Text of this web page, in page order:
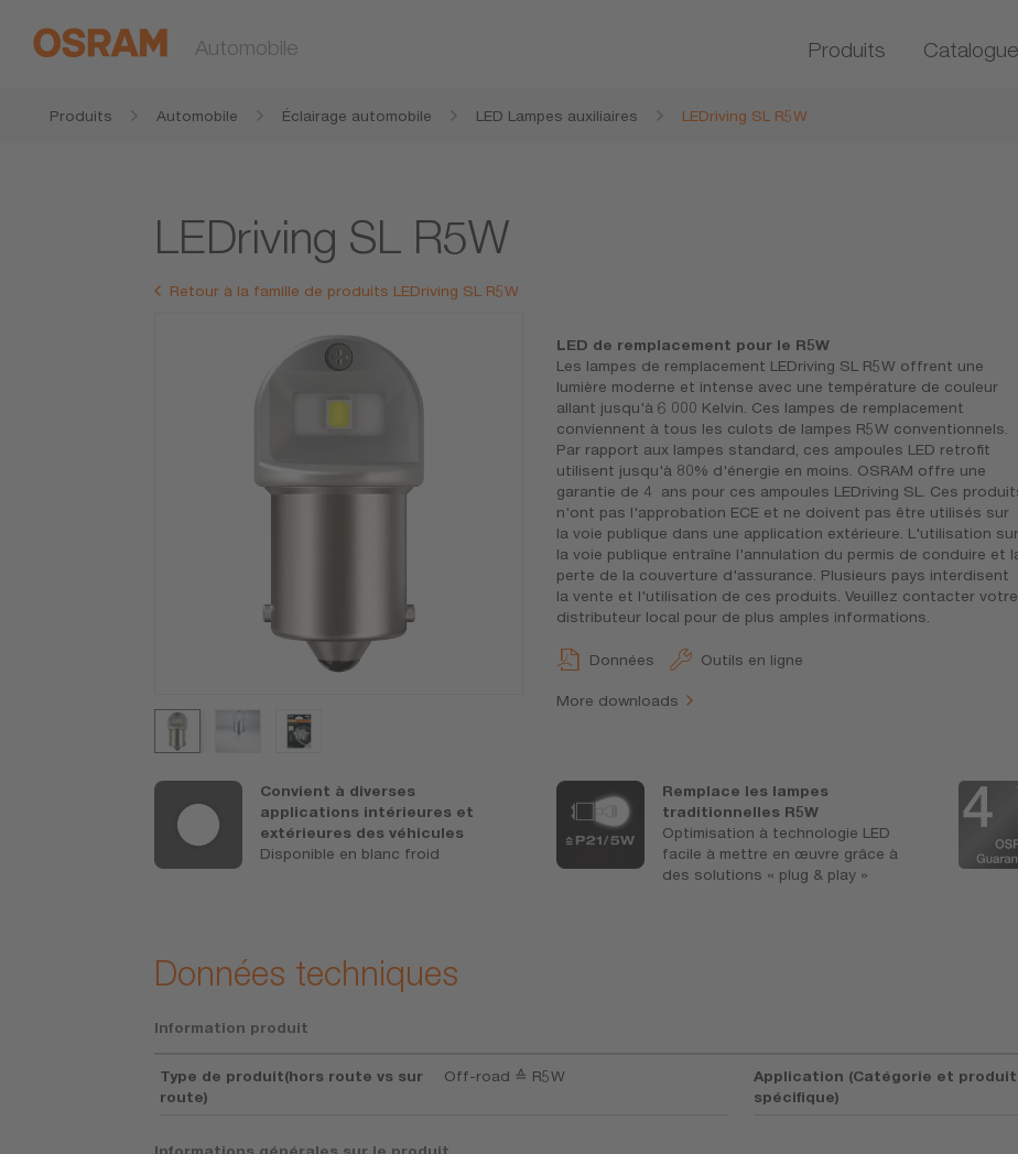
Automobile Produits
Produits Automobile Éclairage automobile LED Lampes auxiliaires LEDriving SL R5W
LEDriving SL R5W
Retour à la famille de produits LEDriving SL R5W
LED de remplacement pour le R5W
Les lampes de remplacement LEDriving SL R5W offrent une
lumière moderne et intense avec une température de couleur
allant jusqu'à 6 000 Kelvin. Ces lampes de remplacement
conviennent à tous les culots de lampes R5W conventionnels.
Par rapport aux lampes standard, ces ampoules LED retrofit
utilisent jusqu'à 80% d'énergie en moins. OSRAM offre une
garantie de 4 ans pour ces ampoules LEDriving SL. Ces
n'ont pas l'approbation ECE et ne doivent pas être utilisés sur
la voie publique dans une application extérieure. L'utilisation sur
la voie publique entraîne l'annulation du permis de conduire et
perte de la couverture d'assurance. Plusieurs pays interdisent
la vente et l'utilisation de ces produits. Veuillez contacter votre
distributeur local pour de plus amples informations.
Données Outils en ligne
More downloads
Convient à diverses
applications intérieures et
extérieures des véhicules
Disponible en blanc froid
Remplace les lampes
traditionnelles R5W
Optimisation à technologie LED
facile à mettre en œuvre grâce à
des solutions « plug & play »
Données techniques
Information produit
Type de produit(hors route vs sur
route)
Off-road ≙ R5W
Application (Catégorie et produit
spécifique)